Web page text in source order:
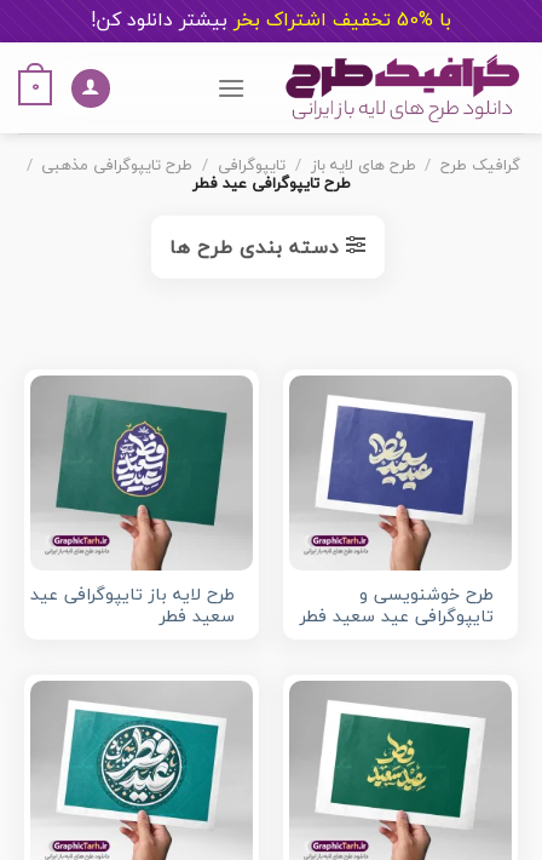
با %50 تخفیف اشتراک بخر بیشتر دانلود کن!
content
0
گرافیک طرح / طرح های لایه باز / تایپوگرافی / طرح تایپوگرافی مذهبی /
طرح تایپوگرافی عید فطر
دسته بندی طرح ها
طرح خوشنویسی و
تایپوگرافی عید سعید فطر
طرح لایه باز تایپوگرافی عید
سعید فطر